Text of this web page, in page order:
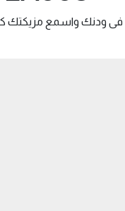
فى ودنك واسمع مزيكتك